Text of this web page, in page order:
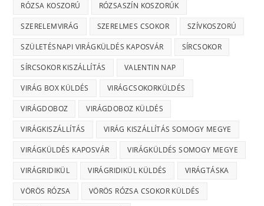
RÓZSA KOSZORÚ RÓZSASZÍN KOSZORÚK
SZERELEMVIRÁG SZERELMES CSOKOR SZÍVKOSZORÚ
SZÜLETÉSNAPI VIRÁGKÜLDÉS KAPOSVÁR SÍRCSOKOR
SÍRCSOKOR KISZÁLLÍTÁS VALENTIN NAP
VIRÁG BOX KÜLDÉS VIRÁGCSOKORKÜLDÉS
VIRÁGDOBOZ VIRÁGDOBOZ KÜLDÉS
VIRÁGKISZÁLLÍTÁS VIRÁG KISZÁLLÍTÁS SOMOGY MEGYE
VIRÁGKÜLDÉS KAPOSVÁR VIRÁGKÜLDÉS SOMOGY MEGYE
VIRÁGRIDIKÜL VIRÁGRIDIKÜL KÜLDÉS VIRÁGTÁSKA
VÖRÖS RÓZSA VÖRÖS RÓZSA CSOKOR KÜLDÉS